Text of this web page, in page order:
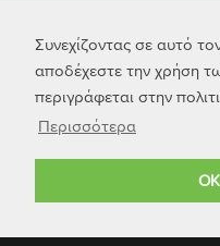
Συνεχίζοντας σε αυτό
αποδέχεστε την χρήση
περιγράφεται στην
Περισσότερα
OK